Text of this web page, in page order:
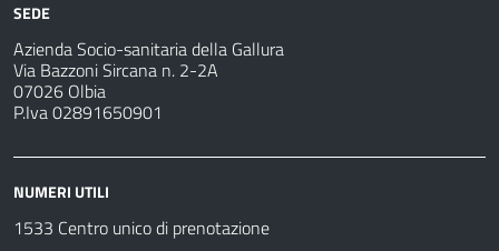
SEDE
Azienda Socio-sanitaria della Gallura
Via Bazzoni Sircana n. 2-2A
07026 Olbia
P.Iva 02891650901
NUMERI UTILI
1533 Centro unico di prenotazione